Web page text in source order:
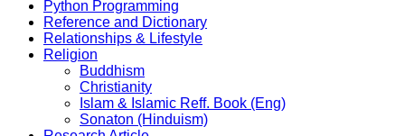
Python Programming
Reference and Dictionary
Relationships & Lifestyle
Religion
Buddhism
Christianity
Islam & Islamic Reff. Book (Eng)
Sonaton (Hinduism)